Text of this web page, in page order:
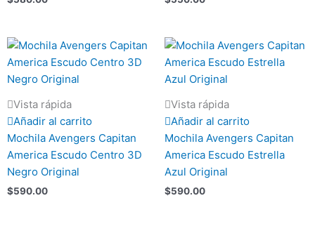
Vista rápida
Añadir al carrito
Mochila Avengers Capitan
America Escudo Centro 3D
Negro Original
$590.00
Vista rápida
Añadir al carrito
Mochila Avengers Capitan
America Escudo Estrella
Azul Original
$590.00